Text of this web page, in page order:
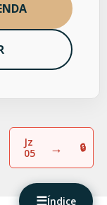
☰Índice
Jz
05
→